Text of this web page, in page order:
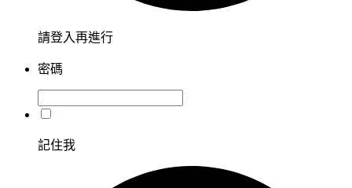
請登入再進行
密碼
記住我